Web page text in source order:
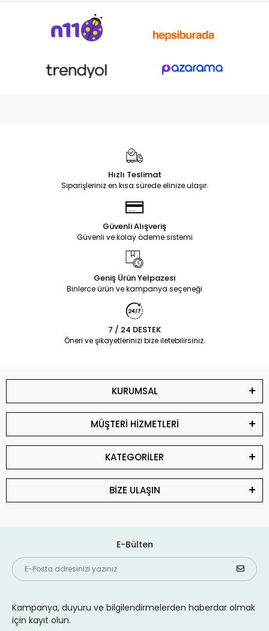
Hızlı Teslimat
Siparişleriniz en kısa sürede elinize ulaşır.
Güvenli Alışveriş
Güvenli ve kolay ödeme sistemi
Geniş Ürün Yelpazesi
Binlerce ürün ve kampanya seçeneği
7 / 24 DESTEK
Öneri ve şikayetlerinizi bize iletebilirsiniz.
KURUMSAL
MÜŞTERİ HİZMETLERİ
KATEGORİLER
BİZE ULAŞIN
E-Bülten
Kampanya, duyuru ve bilgilendirmelerden haberdar olmak
için kayıt olun.